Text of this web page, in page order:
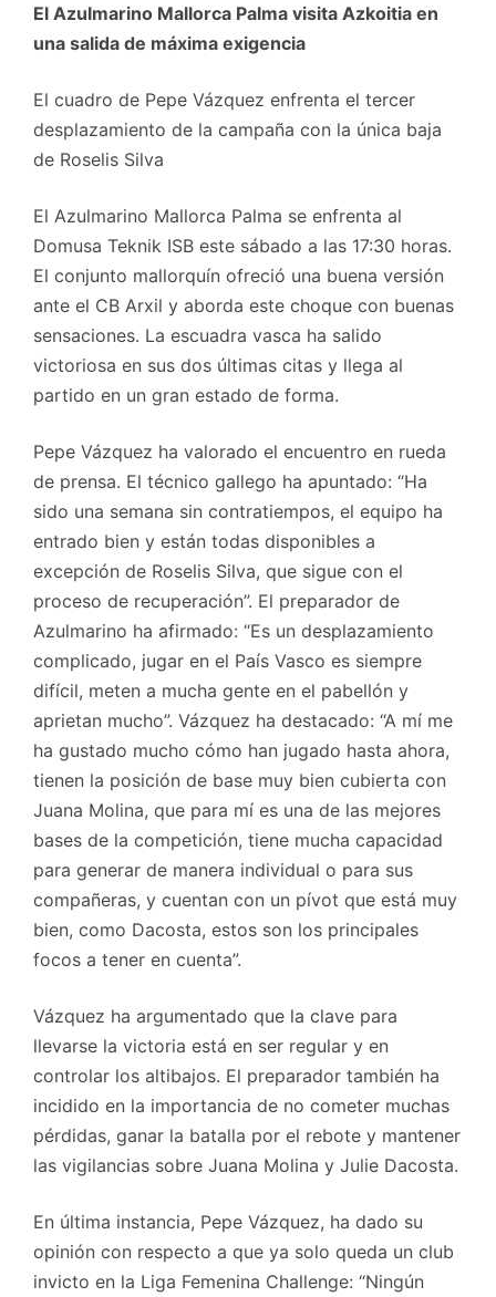
El Azulmarino Mallorca Palma visita Azkoitia en
una salida de máxima exigencia
El cuadro de Pepe Vázquez enfrenta el tercer
desplazamiento de la campaña con la única baja
de Roselis Silva
El Azulmarino Mallorca Palma se enfrenta al
Domusa Teknik ISB este sábado a las 17:30 horas.
El conjunto mallorquín ofreció una buena versión
ante el CB Arxil y aborda este choque con buenas
sensaciones. La escuadra vasca ha salido
victoriosa en sus dos últimas citas y llega al
partido en un gran estado de forma.
Pepe Vázquez ha valorado el encuentro en rueda
de prensa. El técnico gallego ha apuntado: “Ha
sido una semana sin contratiempos, el equipo ha
entrado bien y están todas disponibles a
excepción de Roselis Silva, que sigue con el
proceso de recuperación”. El preparador de
Azulmarino ha afirmado: “Es un desplazamiento
complicado, jugar en el País Vasco es siempre
difícil, meten a mucha gente en el pabellón y
aprietan mucho”. Vázquez ha destacado: “A mí me
ha gustado mucho cómo han jugado hasta ahora,
tienen la posición de base muy bien cubierta con
Juana Molina, que para mí es una de las mejores
bases de la competición, tiene mucha capacidad
para generar de manera individual o para sus
compañeras, y cuentan con un pívot que está muy
bien, como Dacosta, estos son los principales
focos a tener en cuenta”.
Vázquez ha argumentado que la clave para
llevarse la victoria está en ser regular y en
controlar los altibajos. El preparador también ha
incidido en la importancia de no cometer muchas
pérdidas, ganar la batalla por el rebote y mantener
las vigilancias sobre Juana Molina y Julie Dacosta.
En última instancia, Pepe Vázquez, ha dado su
opinión con respecto a que ya solo queda un club
invicto en la Liga Femenina Challenge: “Ningún